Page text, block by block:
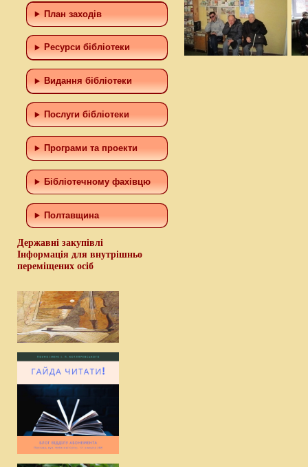
План заходів
Ресурси бібліотеки
Видання бібліотеки
Послуги бібліотеки
Програми та проекти
Бiблiотечному фахiвцю
Полтавщина
Державні закупівлі
Інформація для внутрішньо
переміщених осіб